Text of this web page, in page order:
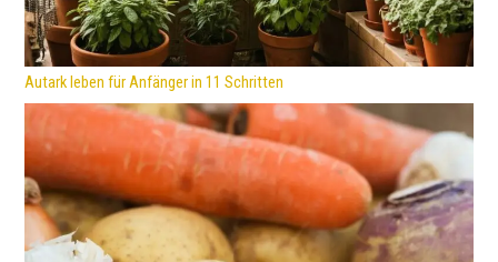
Autark leben für Anfänger in 11 Schritten